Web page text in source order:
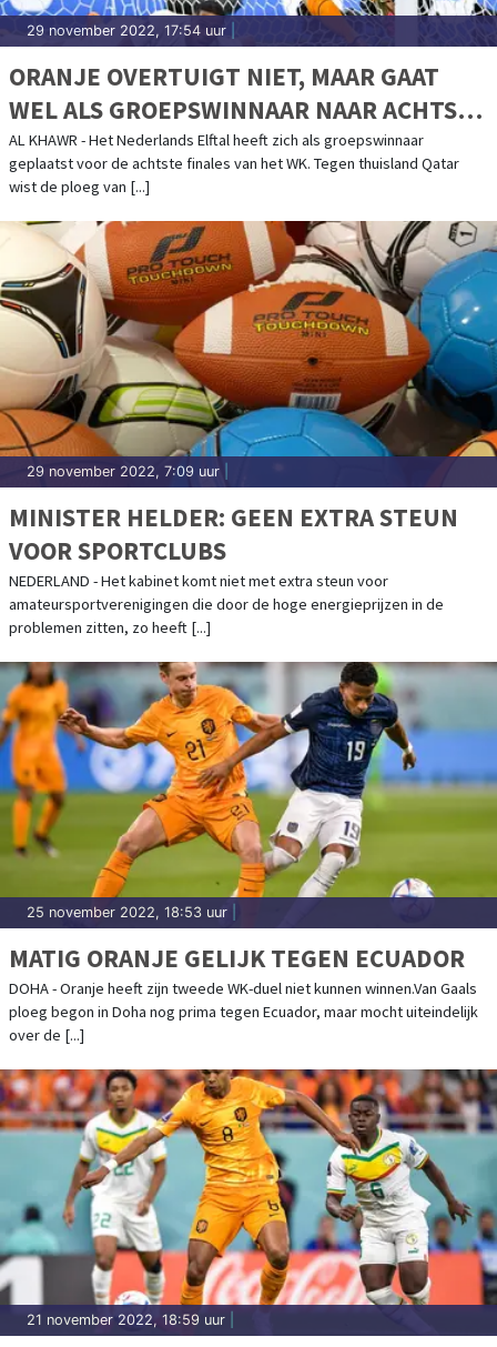
29 november 2022, 17:54 uur
ORANJE OVERTUIGT NIET, MAAR GAAT
WEL ALS GROEPSWINNAAR NAAR ACHTSTE
FINALES
AL KHAWR - Het Nederlands Elftal heeft zich als groepswinnaar
geplaatst voor de achtste finales van het WK. Tegen thuisland Qatar
wist de ploeg van [...]
29 november 2022, 7:09 uur
MINISTER HELDER: GEEN EXTRA STEUN
VOOR SPORTCLUBS
NEDERLAND - Het kabinet komt niet met extra steun voor
amateursportverenigingen die door de hoge energieprijzen in de
problemen zitten, zo heeft [...]
25 november 2022, 18:53 uur
MATIG ORANJE GELIJK TEGEN ECUADOR
DOHA - Oranje heeft zijn tweede WK-duel niet kunnen winnen.Van Gaals
ploeg begon in Doha nog prima tegen Ecuador, maar mocht uiteindelijk
over de [...]
21 november 2022, 18:59 uur